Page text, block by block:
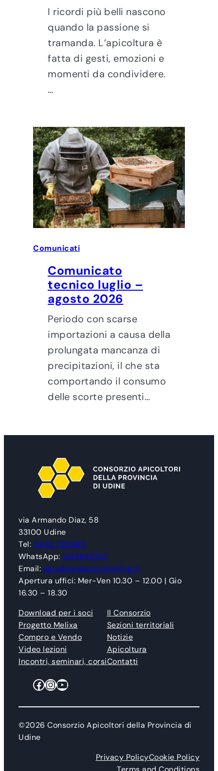
I ricordi più belli nascono
quando la passione si
tramanda. L’apicoltura è
fatta di gesti, emozioni e
momenti da condividere.
…
Comunicati
Comunicato
tecnico luglio –
agosto 2026
Periodo con scarse
importazioni a causa della
prolungata mancanza di
precipitazioni, il che sta
comportando il consumo
delle scorte presenti…
via Armando Diaz, 58
33100 Udine
Tel: 0432 295985
WhatsApp: 3319845153
Email: apiudine@apicoltorifvg.it
Apertura uffici: Mer-Ven 10.30 – 12.00 | Gio
16.30 – 18.30
Download per i soci
Progetto Melixa
Compro e Vendo
Video lezioni
Incontri, seminari, corsi
Il Consorzio
Sezioni territoriali
Notizie
Apicoltura
Contatti
Facebook
Instagram
YouTube
©2026 Consorzio Apicoltori della Provincia di
Udine
Privacy PolicyCookie Policy